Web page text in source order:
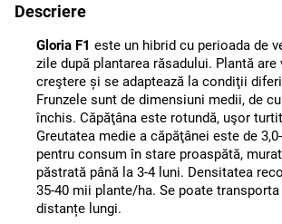
Descriere
Gloria F1 este un hibrid cu perioada de
zile după plantarea răsadului. Plantă are
creştere și se adaptează la condiţii
Frunzele sunt de dimensiuni medii, de
închis. Căpăţâna este rotundă, uşor
Greutatea medie a căpăţânei este de
pentru consum în stare proaspătă,
păstrată până la 3-4 luni. Densitatea
35-40 mii plante/ha. Se poate
distanțe lungi.